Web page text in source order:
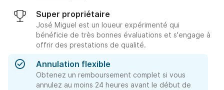
Super propriétaire
José Miguel est un loueur expérimenté qui
bénéficie de très bonnes évaluations et s'engage à
offrir des prestations de qualité.
Annulation flexible
Obtenez un remboursement complet si vous
annulez au moins 24 heures avant le début de